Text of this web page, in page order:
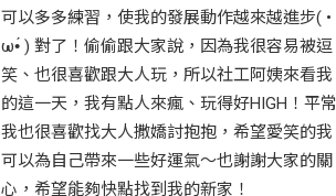
可以多多練習，使我的發展動作越來越進步( •
̀ω•́ ) 對了！偷偷跟大家說，因為我很容易被逗
笑、也很喜歡跟大人玩，所以社工阿姨來看我
的這一天，我有點人來瘋、玩得好HIGH！平常
我也很喜歡找大人撒嬌討抱抱，希望愛笑的我
可以為自己帶來一些好運氣～也謝謝大家的關
心，希望能夠快點找到我的新家！